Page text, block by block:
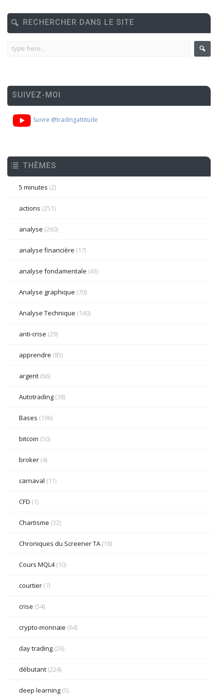
RECHERCHER DANS LE SITE
SUIVEZ-MOI
Suivre @tradingattitude
THÈMES
5 minutes (2)
actions (251)
analyse (260)
analyse financière (17)
analyse fondamentale (43)
Analyse graphique (70)
Analyse Technique (140)
anti-crise (29)
apprendre (85)
argent (66)
Autotrading (38)
Bases (196)
bitcoin (50)
broker (4)
carnaval (11)
CFD (1)
Chartisme (32)
Chroniques du Screener TA (18)
Cours MQL4(10)
courtier (7)
crise (54)
crypto-monnaie (64)
day trading (26)
débutant (224)
deep learning (5)